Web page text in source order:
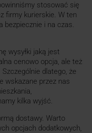
stosować się
firmy kurierskie. W ten
bezpiecznie i na czas.
wysyłki jaką jest
cenowo opcja, ale też
dlatego, że
wskazane przez nas
kilka wyjść.
dostawy. Warto
opcjach dodatkowych,